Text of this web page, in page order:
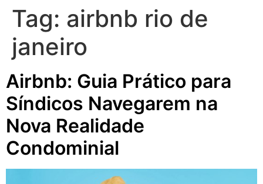
Tag: airbnb rio de
janeiro
Airbnb: Guia Prático para
Síndicos Navegarem na
Nova Realidade
Condominial